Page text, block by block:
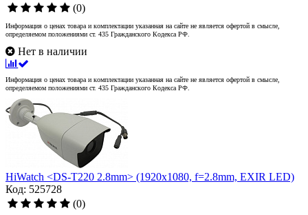
(0)
Информация о ценах товара и комплектации указанная на сайте не является офертой в смысле,
определяемом положениями ст. 435 Гражданского Кодекса РФ.
Нет в наличии
Информация о ценах товара и комплектации указанная на сайте не является офертой в смысле,
определяемом положениями ст. 435 Гражданского Кодекса РФ.
HiWatch <DS-T220 2.8mm> (1920x1080, f=2.8mm, EXIR LED)
Код: 525728
(0)